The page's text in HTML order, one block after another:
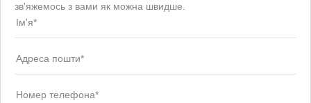
зв'яжемось з вами як можна швидше.